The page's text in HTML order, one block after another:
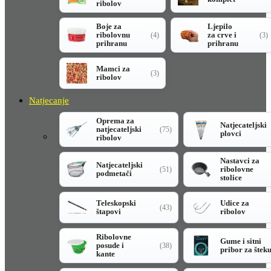
ribolov
Boje za
ribolovnu
prihranu
(4)
Ljepilo
za crve i
prihranu
(3)
Mamci za
ribolov
(3)
Natjecanje
Oprema za
natjecateljski
ribolov
(75)
Natjecateljski
plovci
Natjecateljski
podmetači
(51)
Nastavci za
ribolovne
stolice
Teleskopski
štapovi
(43)
Udice za
ribolov
Ribolovne
posude i
kante
(38)
Gume i sitni
pribor za šteku